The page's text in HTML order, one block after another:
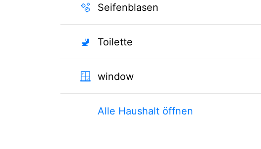
🫧 Seifenblasen
🚽 Toilette
🪟 window
Alle Haushalt öffnen